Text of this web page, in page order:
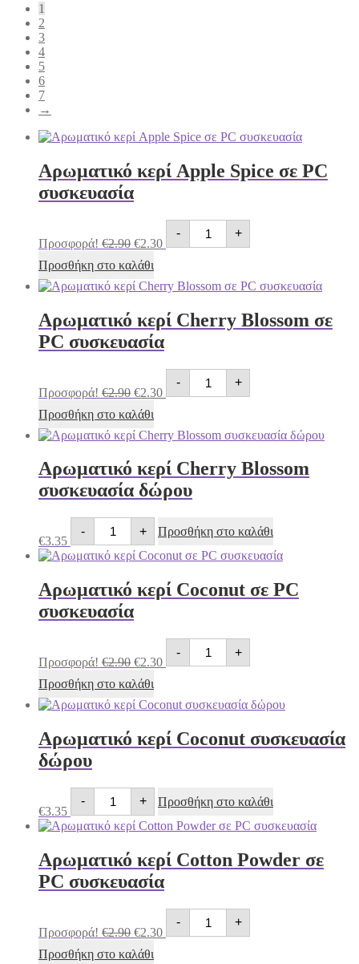
1
2
3
4
5
6
7
→
Αρωματικό κερί Apple Spice σε PC
συσκευασία
Προσφορά! €2.90 price
€2.90.
€2.30τρέχουσα
€2.30.
-
Αρωματικό
κερί
Apple
PC
ποσότητα
+
Προσθήκη στο καλάθι
Αρωματικό κερί Cherry Blossom σε
PC συσκευασία
Προσφορά! €2.90 price
€2.90.
€2.30τρέχουσα
€2.30.
-
Αρωματικό
κερί
Cherry
PC
ποσότητα
+
Προσθήκη στο καλάθι
Αρωματικό κερί Cherry Blossom
συσκευασία δώρου
€3.35
-
Αρωματικό
κερί
Cherry
Blossom
δώρου
ποσότητα
+ Προσθήκη στο καλάθι
Αρωματικό κερί Coconut σε PC
συσκευασία
Προσφορά! €2.90 price
€2.90.
€2.30τρέχουσα
€2.30.
-
Αρωματικό
κερί
Coconut
συσκευασία
+
Προσθήκη στο καλάθι
Αρωματικό κερί Coconut συσκευασία
δώρου
€3.35
-
Αρωματικό
κερί
Coconut
συσκευασία
ποσότητα
+ Προσθήκη στο καλάθι
Αρωματικό κερί Cotton Powder σε
PC συσκευασία
Προσφορά! €2.90 price
€2.90.
€2.30τρέχουσα
-
Αρωματικό
κερί
Cotton
+
Προσθήκη στο καλάθι